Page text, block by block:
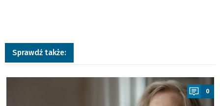
Sprawdź także:
a
0